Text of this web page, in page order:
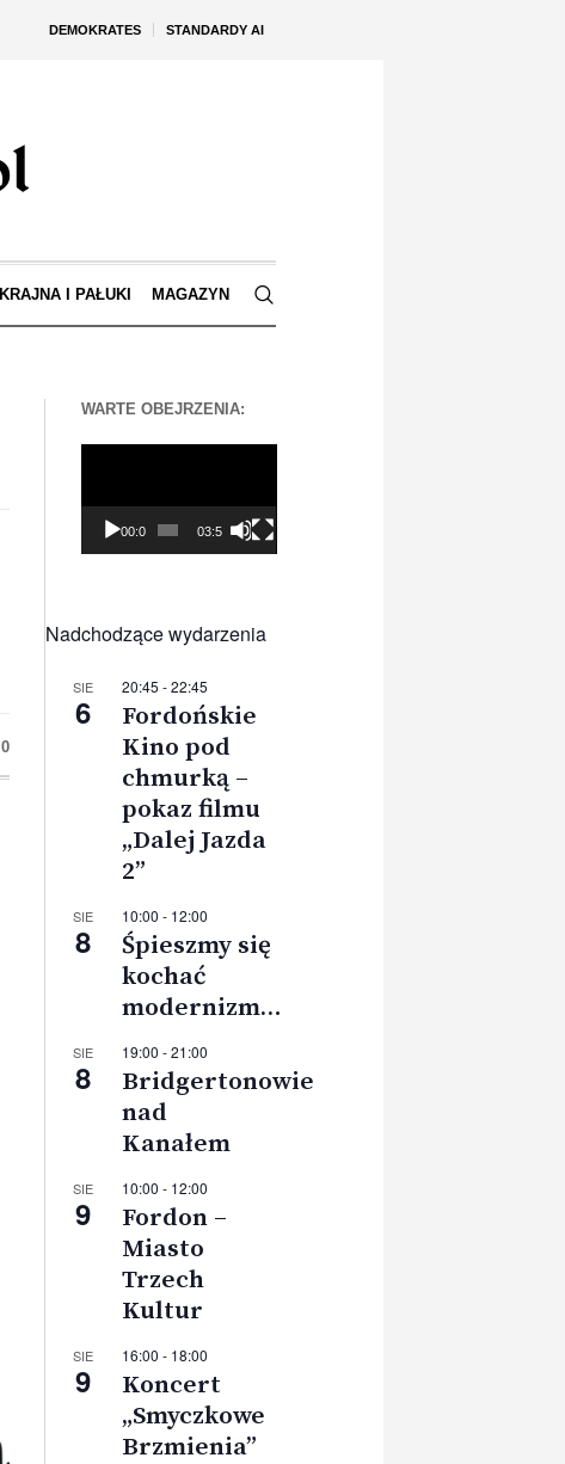
DEMOKRATES STANDARDY AI
KRAJNA I PAŁUKI MAGAZYN
0
WARTE OBEJRZENIA:
00:00 03:56
Nadchodzące wydarzenia
SIE
6
20:45 -22:45
Fordońskie
Kino pod
chmurką –
pokaz filmu
„Dalej Jazda
2”
SIE
8
10:00 - 12:00
Śpieszmy się
kochać
modernizm…
SIE
8
19:00 -21:00
Bridgertonowie
nad
Kanałem
SIE
9
10:00 - 12:00
Fordon –
Miasto
Trzech
Kultur
SIE
9
16:00 - 18:00
Koncert
„Smyczkowe
Brzmienia”